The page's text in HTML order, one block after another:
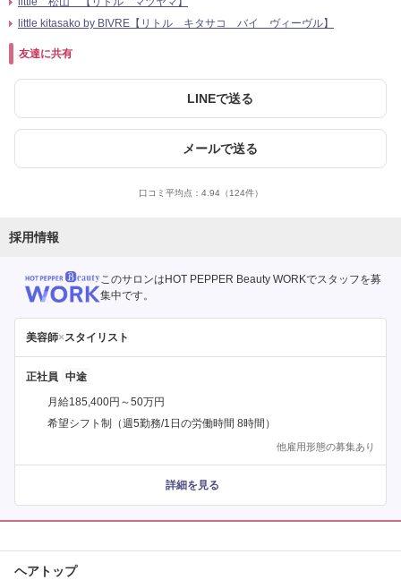
little kitasako by BIVRE【リトル キタサコ バイ ヴィーヴル】
友達に共有
LINEで送る
メールで送る
口コミ平均点： 4.94（124件）
採用情報
このサロンはHOT PEPPER Beauty WORKでスタッフを募
集中です。
美容師×スタイリスト
正社員
月給185,400円～50万円
希望シフト制（週5勤務/1日の労働時間 8時間）
他雇用形態の募集あり
詳細を見る
ヘアトップ